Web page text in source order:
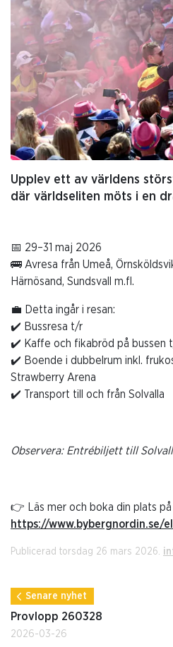
Upplev ett av världens
där världseliten möts i en
📅 29–31 maj 2026
🚌 Avresa från Umeå,
Härnösand, Sundsvall m.fl.
💼 Detta ingår i resan:
✔️ Bussresa t/r
✔️ Kaffe och fikabröd på bussen
✔️ Boende i dubbelrum inkl.
Strawberry Arena
✔️ Transport till och från Solvalla
Observera: Entrébiljett till
👉 Läs mer och boka din plats på
https://www.bybergnordin.se/
Publicerad torsdag 26 mars 2026.
Senare nyhet
Provlopp 260328
2026-03-26